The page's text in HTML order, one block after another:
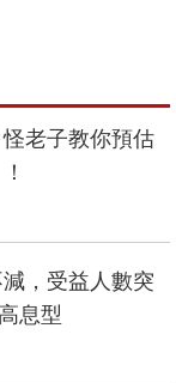
老子教你預估
，受益人數突
息型